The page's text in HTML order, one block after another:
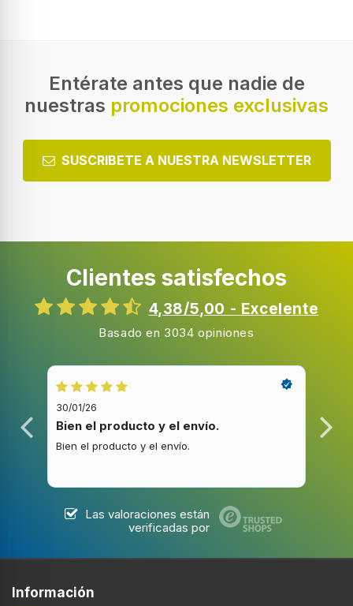
Entérate antes que nadie de
nuestras promociones exclusivas
SUSCRIBETE A NUESTRA NEWSLETTER
Clientes satisfechos
4,38/5,00 - Excelente
Basado en 3034 opiniones
30/01/26
Bien el producto y el envío.
Bien el producto y el envío.
Las valoraciones están
verificadas por
Información